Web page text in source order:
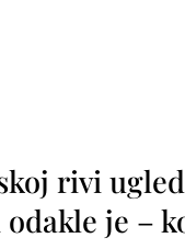
rivi
je –